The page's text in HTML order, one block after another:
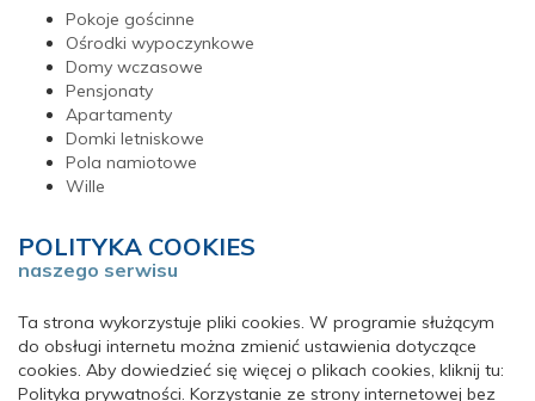
Pokoje gościnne
Ośrodki wypoczynkowe
Domy wczasowe
Pensjonaty
Apartamenty
Domki letniskowe
Pola namiotowe
Wille
POLITYKA COOKIES
naszego serwisu
Ta strona wykorzystuje pliki cookies. W programie służącym
do obsługi internetu można zmienić ustawienia dotyczące
cookies. Aby dowiedzieć się więcej o plikach cookies, kliknij tu:
Polityka prywatności. Korzystanie ze strony internetowej bez